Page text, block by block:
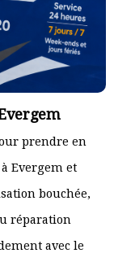
prendre en
Evergem et
bouchée,
réparation
avec le